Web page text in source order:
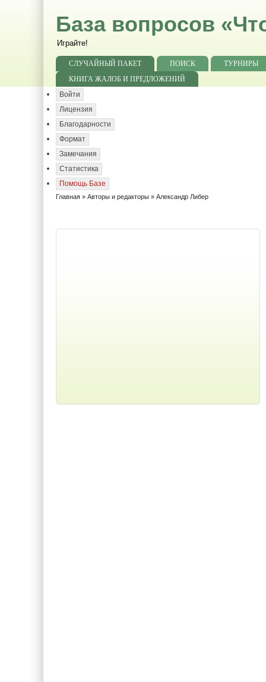
База вопросов
Играйте!
СЛУЧАЙНЫЙ ПАКЕТ ПОИСК
ТУРНИРЫ
КНИГА ЖАЛОБ И ПРЕДЛОЖЕНИЙ
Войти
Лицензия
Благодарности
Формат
Замечания
Статистика
Помощь Базе
Главная » Авторы и редакторы » Александр Либер